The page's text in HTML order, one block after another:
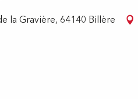
la Gravière, 64140 Billère